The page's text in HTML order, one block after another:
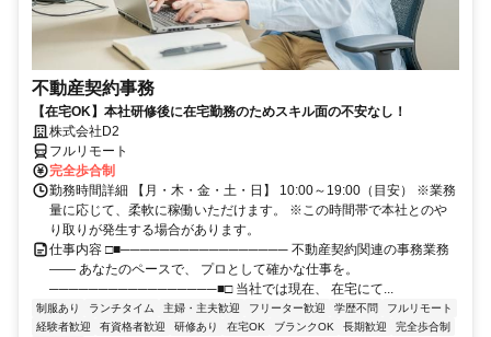
不動産契約事務
【在宅OK】本社研修後に在宅勤務のためスキル面の不安なし！
株式会社D2
フルリモート
完全歩合制
勤務時間詳細 【月・木・金・土・日】 10:00～19:00（目安） ※業務
量に応じて、柔軟に稼働いただけます。 ※この時間帯で本社とのや
り取りが発生する場合があります。
仕事内容 □■───────────────── 不動産契約関連の事務業務
―― あなたのペースで、 プロとして確かな仕事を。
─────────────────■□ 当社では現在、 在宅にて...
制服あり ランチタイム 主婦・主夫歓迎 フリーター歓迎 学歴不問
フルリモート
経験者歓迎
有資格者歓迎 研修あり 在宅OK ブランクOK 長期歓迎
完全歩合制